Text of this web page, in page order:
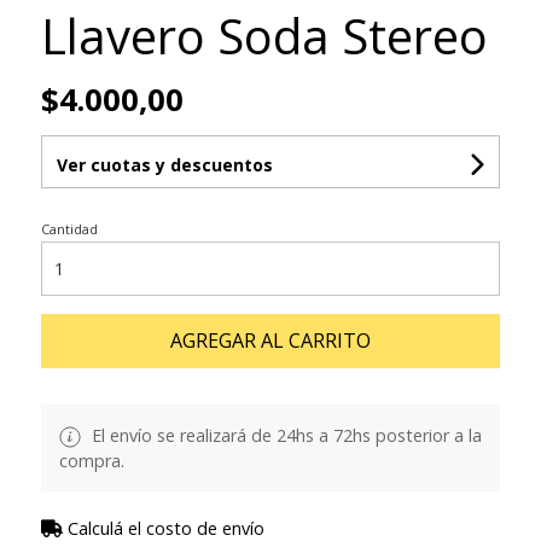
Llavero Soda Stereo
$4.000,00
Ver cuotas y descuentos
Cantidad
AGREGAR AL CARRITO
El envío se realizará de 24hs a 72hs posterior a la
compra.
Calculá el costo de envío